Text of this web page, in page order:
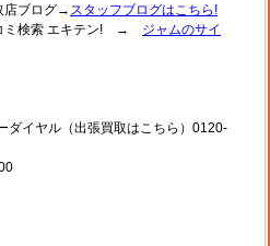
店ブログ→ スタッフブログはこちら!
ミ検索 エキテン! → ジャムのサイ
イヤル（出張買取はこちら）0120-